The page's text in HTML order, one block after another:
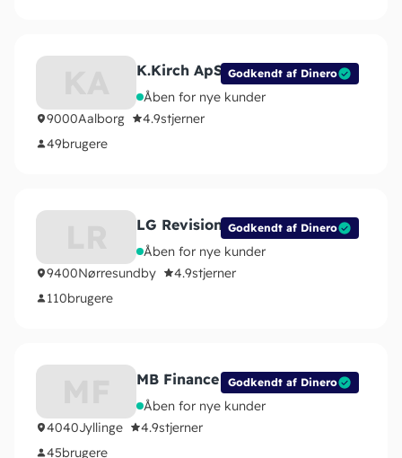
Godkendt af Dinero
K.Kirch ApS
Åben for nye kunder
9000Aalborg 4.9stjerner
49brugere
Godkendt af Dinero
LG Revision I/S
Åben for nye kunder
9400Nørresundby 4.9stjerner
110brugere
Godkendt af Dinero
MB Finance
Åben for nye kunder
4040Jyllinge 4.9stjerner
45brugere